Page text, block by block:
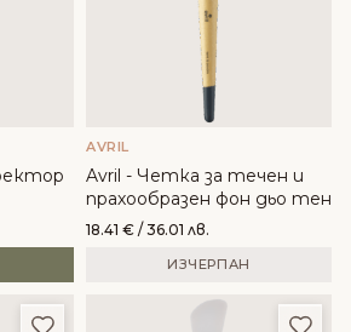
AVRIL
Avril - Четка за течен и
прахообразен фон дьо тен
18.41 € / 36.01 лв.
ИЗЧЕРПАН
Добави в любими